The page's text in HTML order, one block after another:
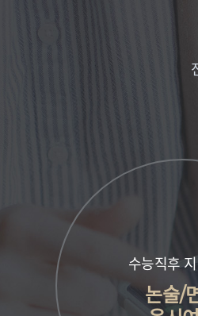
수능직후
논술/